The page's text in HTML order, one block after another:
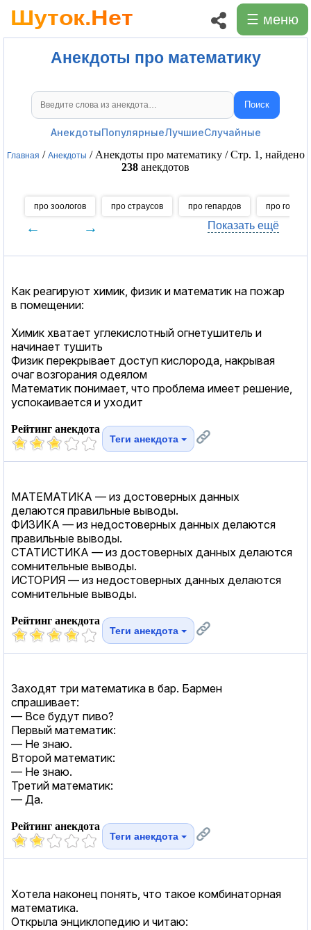
☰ меню
Анекдоты про математику
Поиск анекдотов Поиск
АнекдотыПопулярныеЛучшиеСлучайные
Главная / Анекдоты / Анекдоты про математику / Стр. 1, найдено
238 анекдотов
про зоологов про страусов про гепардов про голод
← → Показать ещё
Как реагируют химик, физик и математик на пожар
в помещении:
Химик хватает углекислотный огнетушитель и
начинает тушить
Физик перекрывает доступ кислорода, накрывая
очаг возгорания одеялом
Математик понимает, что проблема имеет решение,
успокаивается и уходит
Рейтинг анекдота
Теги анекдота
МАТЕМАТИКА — из достоверных данных
делаются правильные выводы.
ФИЗИКА — из недостоверных данных делаются
правильные выводы.
СТАТИСТИКА — из достоверных данных делаются
сомнительные выводы.
ИСТОРИЯ — из недостоверных данных делаются
сомнительные выводы.
Рейтинг анекдота
Теги анекдота
Заходят три математика в бар. Бармен
спрашивает:
— Все будут пиво?
Первый математик:
— Не знаю.
Второй математик:
— Не знаю.
Третий математик:
— Да.
Рейтинг анекдота
Теги анекдота
Хотела наконец понять, что такое комбинаторная
математика.
Открыла энциклопедию и читаю: